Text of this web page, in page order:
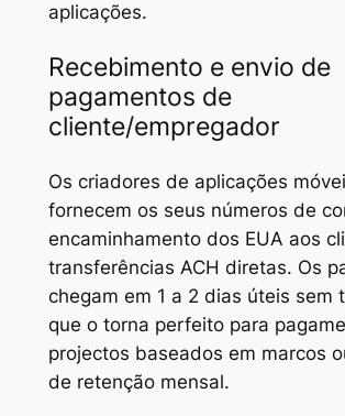
aplicações.
Recebimento e envio de
pagamentos de
cliente/empregador
Os criadores de aplicações
fornecem os seus números de
encaminhamento dos EUA aos
transferências ACH diretas. Os
chegam em 1 a 2 dias úteis sem
que o torna perfeito para
projectos baseados em marcos
de retenção mensal.